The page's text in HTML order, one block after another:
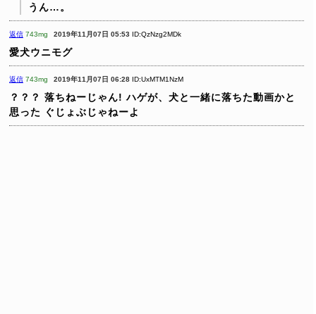
うん…。
返信 743mg 2019年11月07日 05:53 ID:QzNzg2MDk
愛犬ウニモグ
返信 743mg 2019年11月07日 06:28 ID:UxMTM1NzM
？？？ 落ちねーじゃん! ハゲが、犬と一緒に落ちた動画かと
思った
ぐじょぶじゃねーよ